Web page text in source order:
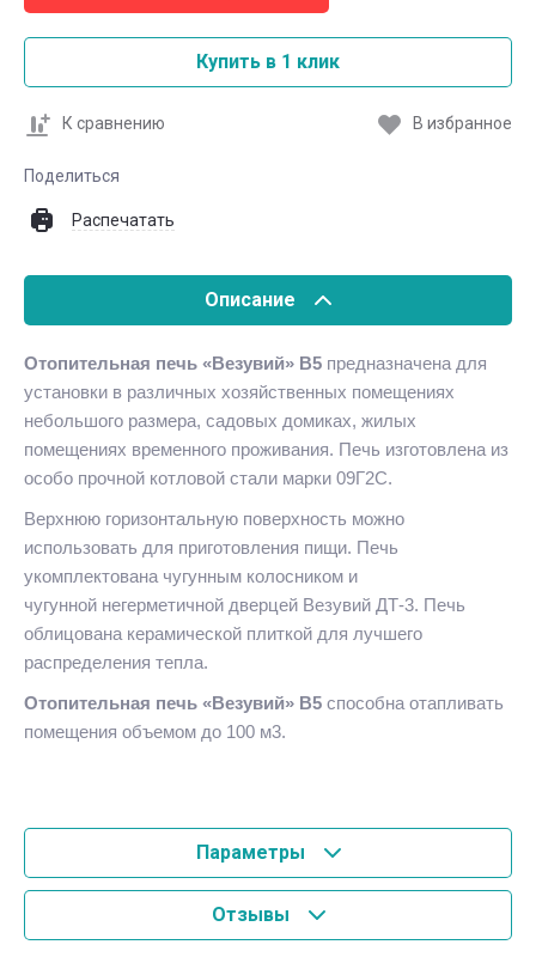
Купить в 1 клик
К сравнению В избранное
Поделиться
Распечатать
Описание
Отопительная печь «Везувий» В5 предназначена для
установки в различных хозяйственных помещениях
небольшого размера, садовых домиках, жилых
помещениях временного проживания. Печь изготовлена из
особо прочной котловой стали марки 09Г2С.
Верхнюю горизонтальную поверхность можно
использовать для приготовления пищи. Печь
укомплектована чугунным колосником и
чугунной негерметичной дверцей Везувий ДТ-3. Печь
облицована керамической плиткой для лучшего
распределения тепла.
Отопительная печь «Везувий» В5 способна отапливать
помещения объемом до 100 м3.
Параметры
Отзывы